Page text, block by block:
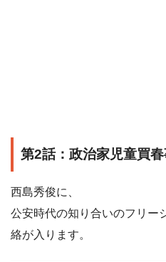
第2話：政治家児童買
西島秀俊に、
公安時代の知り合いのフリー
絡が入ります。